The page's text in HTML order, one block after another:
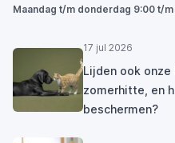
Maandag t/m donderdag 9:00 t/
17 jul 2026
Lijden ook
zomerhitte, en
beschermen?